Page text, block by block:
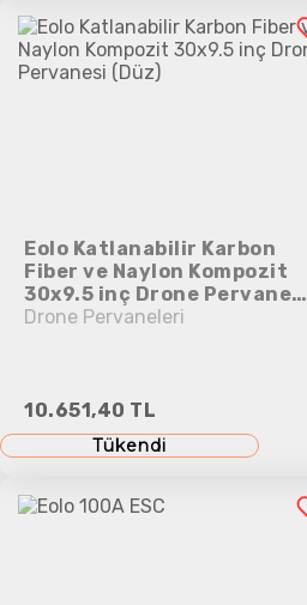
Eolo Katlanabilir Karbon
Fiber ve Naylon Kompozit
30x9.5 inç Drone Pervanesi
(Düz)
Drone Pervaneleri
10.651,40 TL
Tükendi